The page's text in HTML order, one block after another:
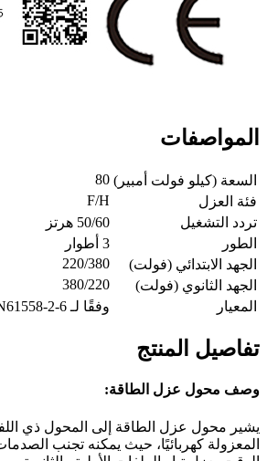
المواصفات
السعة (كيلو فولت أمبير) 80
فئة العزل
F/H
تردد التشغيل
50/60 هرتز
الطور
3 أطوار
الجهد الابتدائي (فولت)
220/380
الجهد الثانوي (فولت)
380/220
المعيار
وفقًا لـ EN61558-2-6
تفاصيل المنتج
وصف محول عزل الطاقة:
يشير محول عزل الطاقة إلى المحول ذي
المعزولة كهربائيًا، حيث يمكنه تجنب